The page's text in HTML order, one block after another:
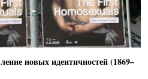
новых идентичностей (1869–